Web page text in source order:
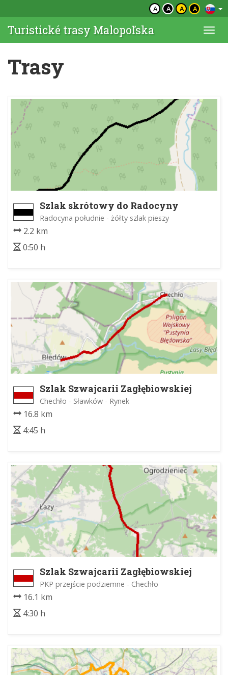
A A A A
Turistické trasy Malopoľska
Trasy
Szlak skrótowy do Radocyny
Radocyna południe - żółty szlak pieszy
2.2 km
0:50 h
Szlak Szwajcarii Zagłębiowskiej
Chechło - Sławków - Rynek
16.8 km
4:45 h
Szlak Szwajcarii Zagłębiowskiej
PKP przejście podziemne - Chechło
16.1 km
4:30 h